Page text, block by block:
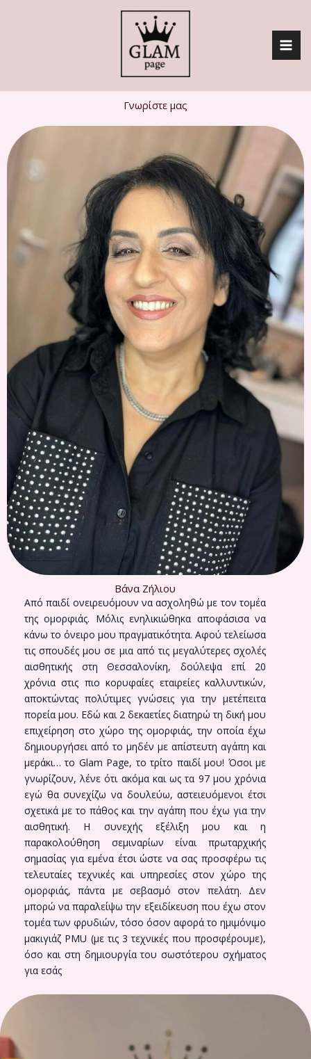
Γνωρίστε μας
Βάνα Ζήλιου
Από παιδί ονειρευόμουν να ασχοληθώ με τον τομέα
της ομορφιάς. Μόλις ενηλικιώθηκα αποφάσισα να
κάνω το όνειρο μου πραγματικότητα. Αφού τελείωσα
τις σπουδές μου σε μια από τις μεγαλύτερες σχολές
αισθητικής στη Θεσσαλονίκη, δούλεψα επί 20
χρόνια στις πιο κορυφαίες εταιρείες καλλυντικών,
αποκτώντας πολύτιμες γνώσεις για την μετέπειτα
πορεία μου. Εδώ και 2 δεκαετίες διατηρώ τη δική μου
επιχείρηση στο χώρο της ομορφιάς, την οποία έχω
δημιουργήσει από το μηδέν με απίστευτη αγάπη και
μεράκι… το Glam Page, το τρίτο παιδί μου! Όσοι με
γνωρίζουν, λένε ότι ακόμα και ως τα 97 μου χρόνια
εγώ θα συνεχίζω να δουλεύω, αστειευόμενοι έτσι
σχετικά με το πάθος και την αγάπη που έχω για την
αισθητική. Η συνεχής εξέλιξη μου και η
παρακολούθηση σεμιναρίων είναι πρωταρχικής
σημασίας για εμένα έτσι ώστε να σας προσφέρω τις
τελευταίες τεχνικές και υπηρεσίες στον χώρο της
ομορφιάς, πάντα με σεβασμό στον πελάτη. Δεν
μπορώ να παραλείψω την εξειδίκευση που έχω στον
τομέα των φρυδιών, τόσο όσον αφορά το ημιμόνιμο
μακιγιάζ PMU (με τις 3 τεχνικές που προσφέρουμε),
όσο και στη δημιουργία του σωστότερου σχήματος
για εσάς